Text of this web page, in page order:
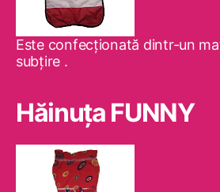
Este confecţionată dintr-un
subţire .
Hăinuţa FUNNY